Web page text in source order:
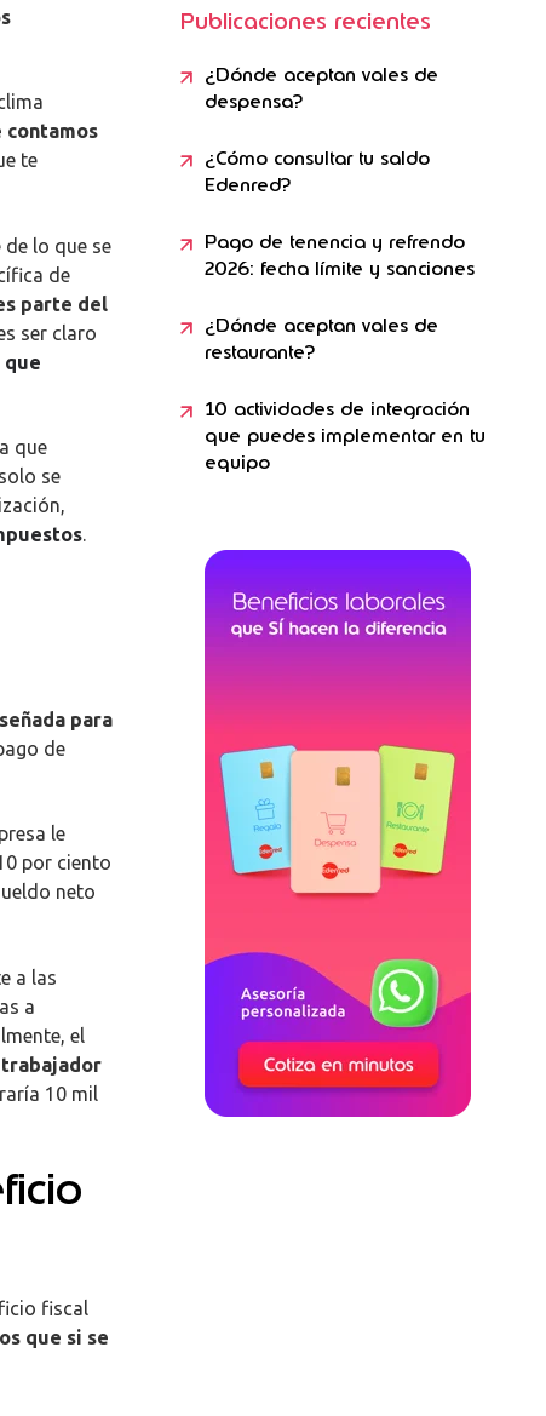
contamos
te
lo que se
de
parte del
ser claro
que
que
se
.
para
de
le
por ciento
neto
a las
a
el
10 mil
fiscal
que si se
Publicaciones recientes
¿Dónde aceptan vales de
despensa?
¿Cómo consultar tu saldo
Edenred?
Pago de tenencia y refrendo
2026: fecha límite y sanciones
¿Dónde aceptan vales de
restaurante?
10 actividades de integración
que puedes implementar en tu
equipo